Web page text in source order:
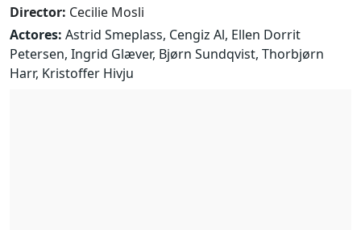
Director: Cecilie Mosli
Actores: Astrid Smeplass, Cengiz Al, Ellen Dorrit
Petersen, Ingrid Glæver, Bjørn Sundqvist, Thorbjørn
Harr, Kristoffer Hivju